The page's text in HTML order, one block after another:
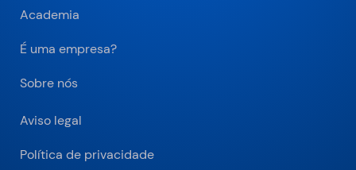
Academia
É uma empresa?
Sobre nós
Aviso legal
Política de privacidade